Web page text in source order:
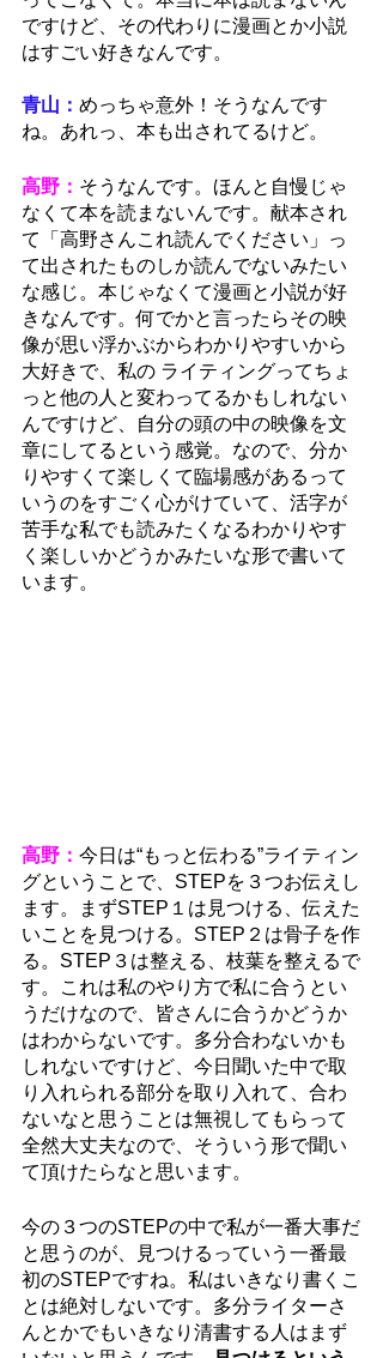
ですけど、その代わりに漫画とか小説
はすごい好きなんです。
青山： めっちゃ意外！そうなんです
ね。あれっ、本も出されてるけど。
高野： そうなんです。ほんと自慢じゃ
なくて本を読まないんです。献本され
て「高野さんこれ読んでください」っ
て出されたものしか読んでないみたい
な感じ。本じゃなくて漫画と小説が好
きなんです。何でかと言ったらその映
像が思い浮かぶからわかりやすいから
大好きで、私の ライティングってちょ
っと他の人と変わってるかもしれない
んですけど、自分の頭の中の映像を文
章にしてるという感覚。なので、分か
りやすくて楽しくて臨場感があるって
いうのをすごく心がけていて、活字が
苦手な私でも読みたくなるわかりやす
く楽しいかどうかみたいな形で書いて
います。
高野： 今日は“もっと伝わる”ライティン
グということで、STEPを３つお伝えし
ます。まずSTEP１は見つける、伝えた
いことを見つける。STEP２は骨子を作
る。STEP３は整える、枝葉を整えるで
す。これは私のやり方で私に合うとい
うだけなので、皆さんに合うかどうか
はわからないです。多分合わないかも
しれないですけど、今日聞いた中で取
り入れられる部分を取り入れて、合わ
ないなと思うことは無視してもらって
全然大丈夫なので、そういう形で聞い
て頂けたらなと思います。
今の３つのSTEPの中で私が一番大事だ
と思うのが、見つけるっていう一番最
初のSTEPですね。私はいきなり書くこ
とは絶対しないです。多分ライターさ
んとかでもいきなり清書する人はまず